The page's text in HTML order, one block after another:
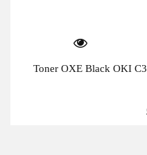
Toner OXE Black OKI